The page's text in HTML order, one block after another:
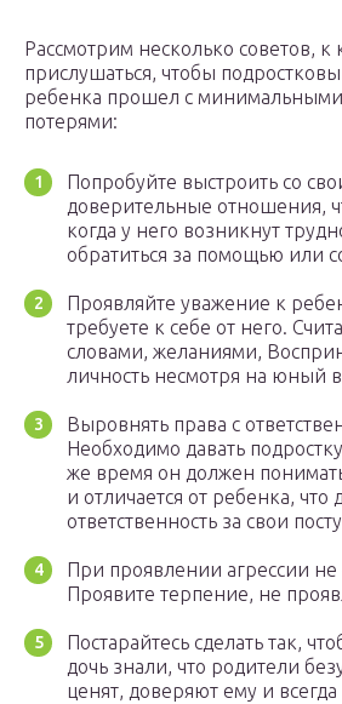
Рассмотрим несколько советов,
прислушаться, чтобы
ребенка прошел с
потерями:
Попробуйте выстроить со
доверительные отношения,
когда у него возникнут
обратиться за помощью или
Проявляйте уважение к
требуете к себе от него.
словами, желаниями,
личность несмотря на юный
Выровнять права с
Необходимо давать
же время он должен
и отличается от ребенка, что
ответственность за свои
При проявлении агрессии не
Проявите терпение, не
Постарайтесь сделать так,
дочь знали, что родители
ценят, доверяют ему и